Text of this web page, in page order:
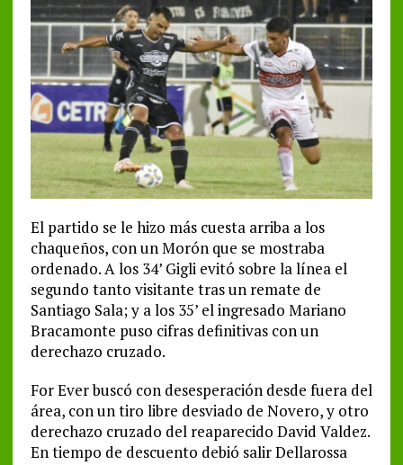
El partido se le hizo más cuesta arriba a los
chaqueños, con un Morón que se mostraba
ordenado. A los 34’ Gigli evitó sobre la línea el
segundo tanto visitante tras un remate de
Santiago Sala; y a los 35’ el ingresado Mariano
Bracamonte puso cifras definitivas con un
derechazo cruzado.
For Ever buscó con desesperación desde fuera del
área, con un tiro libre desviado de Novero, y otro
derechazo cruzado del reaparecido David Valdez.
En tiempo de descuento debió salir Dellarossa